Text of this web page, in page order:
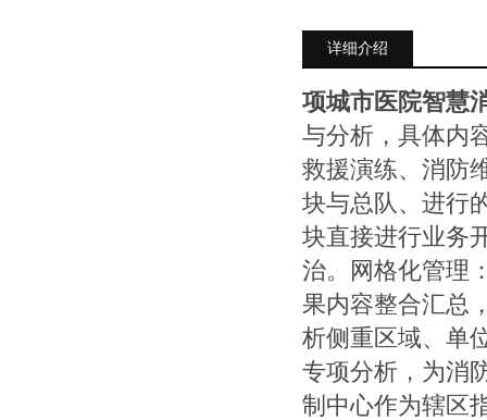
详细介绍
项城市医院智慧
与分析，具体内
救援演练、消防
块与总队、进行
块直接进行业务
治。网格化管理
果内容整合汇总
析侧重区域、单
专项分析，为消
制中心作为辖区